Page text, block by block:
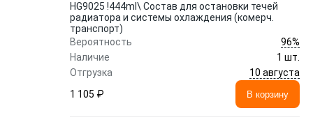
HG9025 !444ml\ Состав для остановки течей
радиатора и системы охлаждения (комерч.
транспорт)
Вероятность
96%
Наличие
1 шт.
Отгрузка
10 августа
1 105 ₽
В корзину